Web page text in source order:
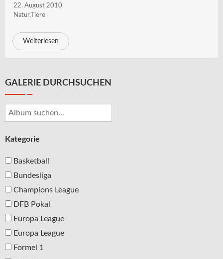
22. August 2010
Natur,Tiere
Weiterlesen
GALERIE DURCHSUCHEN
Kategorie
Basketball
Bundesliga
Champions League
DFB Pokal
Europa League
Europa League
Formel 1